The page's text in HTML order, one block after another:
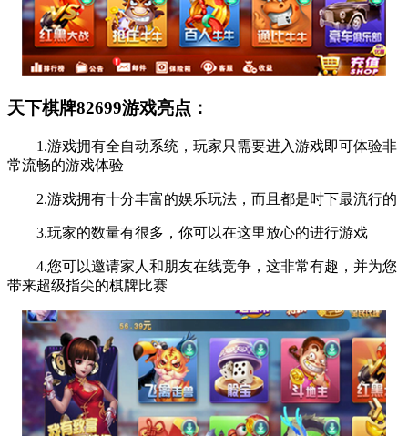
天下棋牌82699游戏亮点：
1.游戏拥有全自动系统，玩家只需要进入游戏即可体验非
常流畅的游戏体验
2.游戏拥有十分丰富的娱乐玩法，而且都是时下最流行的
3.玩家的数量有很多，你可以在这里放心的进行游戏
4.您可以邀请家人和朋友在线竞争，这非常有趣，并为您
带来超级指尖的棋牌比赛